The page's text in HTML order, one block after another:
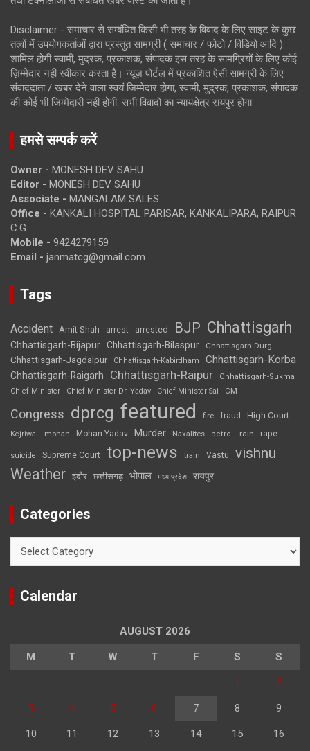
Disclaimer - समाचार से सम्बंधित किसी भी तरह के विवाद के लिए साइट के कुछ
तत्वों में उपयोगकर्ताओं द्वारा प्रस्तुत सामग्री ( समाचार / फोटो / विडियो आदि )
शामिल होगी स्वामी, मुद्रक, प्रकाशक, संपादक इस तरह के सामग्रियों के लिए कोई
ज़िम्मेदार नहीं स्वीकार करता है। न्यूज़ पोर्टल में प्रकाशित ऐसी सामग्री के लिए
संवाददाता / खबर देने वाला स्वयं जिम्मेदार होगा, स्वामी, मुद्रक, प्रकाशक, संपादक
की कोई भी जिम्मेदारी नहीं होगी. सभी विवादों का न्यायक्षेत्र रायपुर होगा
हमसे सम्पर्क करें
Owner - MONESH DEV SAHU
Editor - MONESH DEV SAHU
Associate - MANGALAM SALES
Office - KANKALI HOSPITAL PARISAR, KANKALIPARA, RAIPUR
C.G.
Mobile - 9424279159
Email - janmatcg@gmail.com
Tags
Accident Amit Shah arrest arrested BJP Chhattisgarh
Chhattisgarh-Bijapur Chhattisgarh-Bilaspur Chhattisgarh-Durg
Chhattisgarh-Jagdalpur Chhattisgarh-Kabirdham Chhattisgarh-Korba
Chhattisgarh-Raigarh Chhattisgarh-Raipur
Chhattisgarh-Sukma
Chief Minister
Chief Minister Dr. Yadav Chief Minister Sai CM
Congress dprcg featured fire fraud High Court
Kejriwal mohan Mohan Yadav Murder Naxalites petrol rain rape
suicide Supreme Court top-news train Vastu vishnu
Weather इंदौर छत्तीसगढ़ भोपाल मध्य प्रदेश रायपुर
Categories
Calendar
AUGUST 2026
M T W T F S S
1 2
3 4 5 6 7 8 9
10 11 12 13 14 15 16